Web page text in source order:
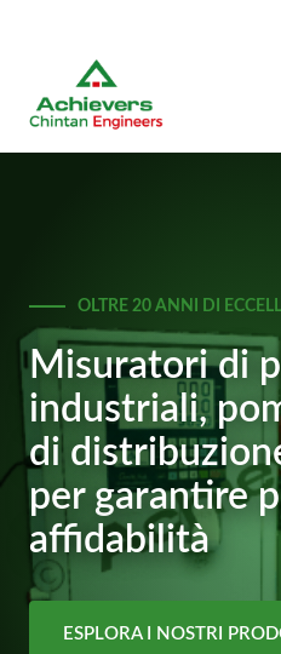
contenuto
OLTRE 20 ANNI DI
Misuratori di
industriali,
di
per garantire
affidabilità
ESPLORA I NOSTRI